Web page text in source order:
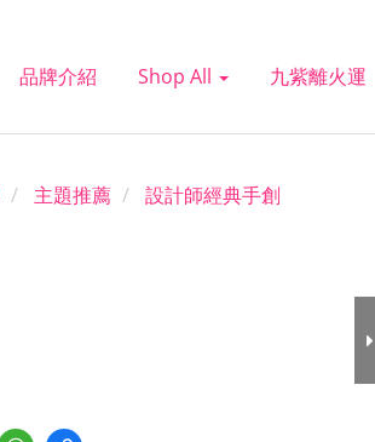
品牌介紹 Shop All 九紫離火運
主題推薦 設計師經典手創